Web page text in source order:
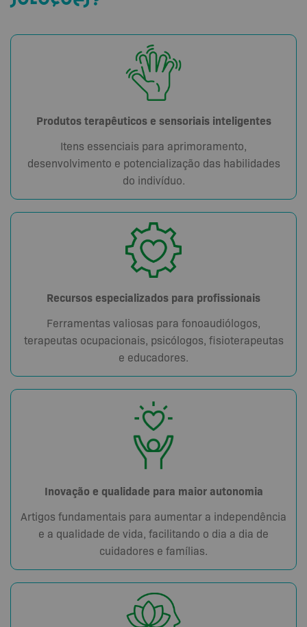
Produtos terapêuticos e sensoriais inteligentes
Itens essenciais para aprimoramento,
desenvolvimento e potencialização das habilidades
do indivíduo.
Recursos especializados para profissionais
Ferramentas valiosas para fonoaudiólogos,
terapeutas ocupacionais, psicólogos, fisioterapeutas
e educadores.
Inovação e qualidade para maior autonomia
Artigos fundamentais para aumentar a independência
e a qualidade de vida, facilitando o dia a dia de
cuidadores e famílias.